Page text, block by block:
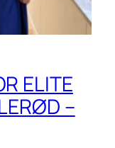
ELITE
–